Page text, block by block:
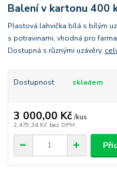
Balení v kartonu 400
Plastová lahvička bílá s bílým
s potravinami, vhodná pro
Dostupná s různými uzávěry.
Dostupnost skladem
3 000,00 Kč /kus
2 479,34 Kč bez DPH